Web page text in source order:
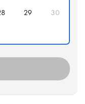
29
30